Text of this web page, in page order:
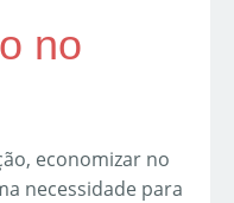
no
economizar no
necessidade para